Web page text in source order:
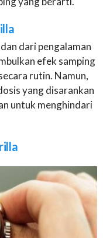
dari pengalaman
efek samping
rutin. Namun,
yang disarankan
untuk menghindari